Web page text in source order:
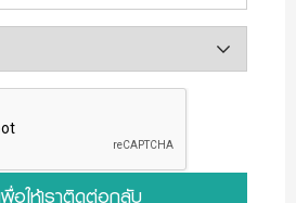
อให้เราติดต่อกลับ